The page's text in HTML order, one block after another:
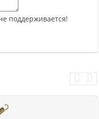
поддерживается!